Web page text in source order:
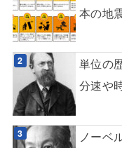
本の地
単位の
分速や
ノーベ